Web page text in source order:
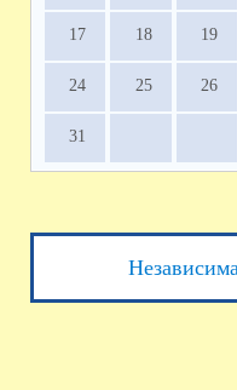
17 18 19
24 25 26
31